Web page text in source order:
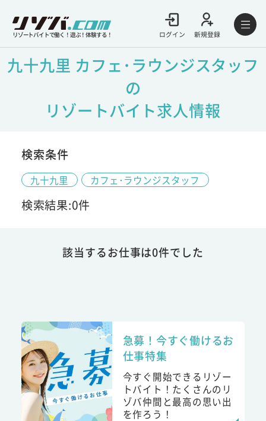
リゾートバイトで働く！遊ぶ！体験する！ ログイン 新規登録
九十九里 カフェ･ラウンジスタッフ
の
リゾートバイト求人情報
検索条件
九十九里 カフェ･ラウンジスタッフ
検索結果:0件
該当するお仕事は0件でした
急募！今すぐ働けるお
仕事特集
今すぐ開始できるリゾー
トバイト！たくさんのリ
ゾバ仲間と最高の思い出
を作ろう！